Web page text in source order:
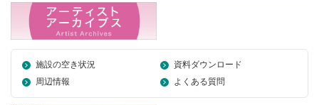
施設の空き状況
資料ダウンロード
周辺情報
よくある質問